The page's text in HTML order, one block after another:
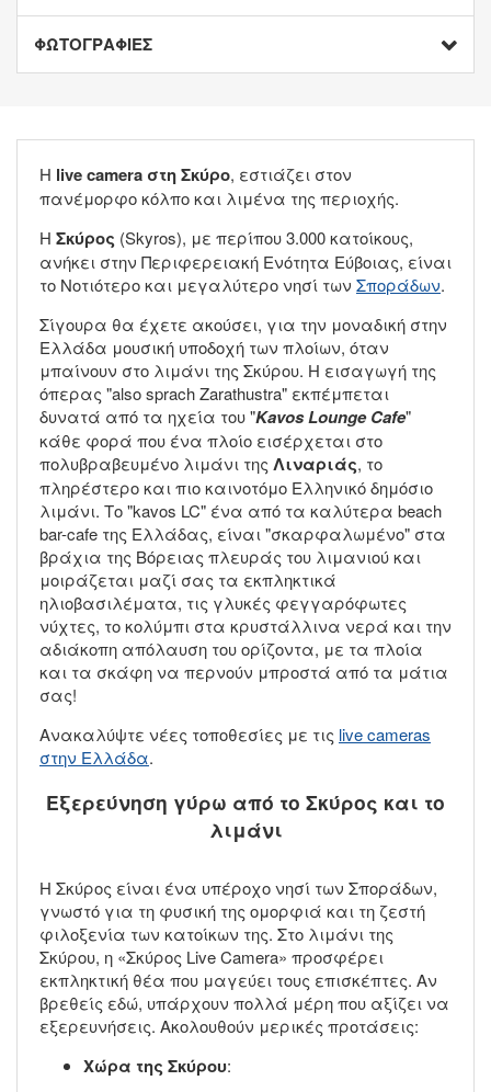
ΦΩΤΟΓΡΑΦΙΕΣ
Η live camera στη Σκύρο, εστιάζει στον
πανέμορφο κόλπο και λιμένα της περιοχής.
Η Σκύρος (Skyros), με περίπου 3.000 κατοίκους,
ανήκει στην Περιφερειακή Ενότητα Εύβοιας, είναι
το Νοτιότερο και μεγαλύτερο νησί των Σποράδων.
Σίγουρα θα έχετε ακούσει, για την μοναδική στην
Ελλάδα μουσική υποδοχή των πλοίων, όταν
μπαίνουν στο λιμάνι της Σκύρου. Η εισαγωγή της
όπερας "also sprach Zarathustra" εκπέμπεται
δυνατά από τα ηχεία του "Kavos Lounge Cafe"
κάθε φορά που ένα πλοίο εισέρχεται στο
πολυβραβευμένο λιμάνι της Λιναριάς, το
πληρέστερο και πιο καινοτόμο Ελληνικό δημόσιο
λιμάνι. Το "kavos LC" ένα από τα καλύτερα beach
bar-cafe της Ελλάδας, είναι "σκαρφαλωμένο" στα
βράχια της Βόρειας πλευράς του λιμανιού και
μοιράζεται μαζί σας τα εκπληκτικά
ηλιοβασιλέματα, τις γλυκές φεγγαρόφωτες
νύχτες, το κολύμπι στα κρυστάλλινα νερά και την
αδιάκοπη απόλαυση του ορίζοντα, με τα πλοία
και τα σκάφη να περνούν μπροστά από τα μάτια
σας!
Aνακαλύψτε νέες τοποθεσίες με τις live cameras
στην Ελλάδα.
Εξερεύνηση γύρω από το Σκύρος και το
λιμάνι
Η Σκύρος είναι ένα υπέροχο νησί των Σποράδων,
γνωστό για τη φυσική της ομορφιά και τη ζεστή
φιλοξενία των κατοίκων της. Στο λιμάνι της
Σκύρου, η «Σκύρος Live Camera» προσφέρει
εκπληκτική θέα που μαγεύει τους επισκέπτες. Αν
βρεθείς εδώ, υπάρχουν πολλά μέρη που αξίζει να
εξερευνήσεις. Ακολουθούν μερικές προτάσεις:
Χώρα της Σκύρου: